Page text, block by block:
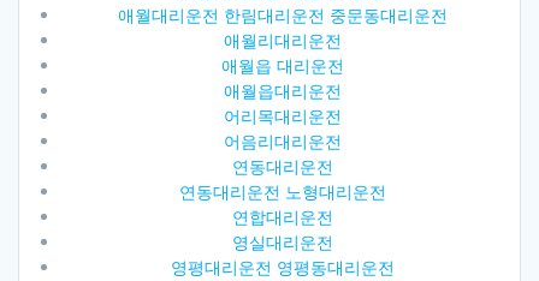
애월대리운전 한림대리운전 중문동대리운전
애월리대리운전
애월읍 대리운전
애월읍대리운전
어리목대리운전
어음리대리운전
연동대리운전
연동대리운전 노형대리운전
연합대리운전
영실대리운전
영평대리운전 영평동대리운전